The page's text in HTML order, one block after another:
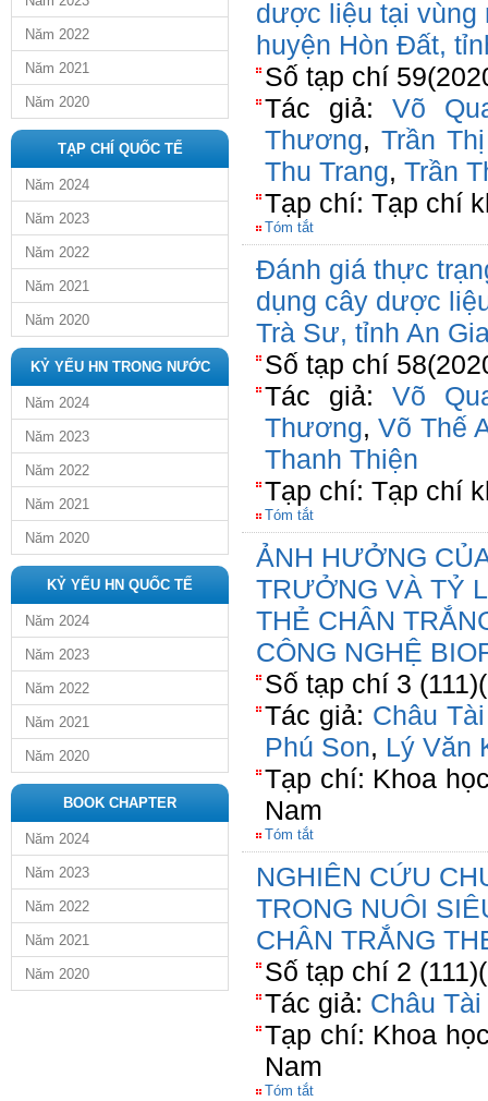
Năm 2022
Năm 2021
Năm 2020
TẠP CHÍ QUỐC TẾ
Năm 2024
Năm 2023
Năm 2022
Năm 2021
Năm 2020
KỶ YẾU HN TRONG NƯỚC
Năm 2024
Năm 2023
Năm 2022
Năm 2021
Năm 2020
KỶ YẾU HN QUỐC TẾ
Năm 2024
Năm 2023
Năm 2022
Năm 2021
Năm 2020
BOOK CHAPTER
Năm 2024
Năm 2023
Năm 2022
Năm 2021
Năm 2020
dược liệu tại vùng
huyện Hòn Đất,
Số tạp chí
Tác giả: Võ
Thương, Trần
Thu Trang, Trần
Tạp chí: Tạp chí
Tóm tắt
Đánh giá thực
dụng cây dược
Trà Sư, tỉnh An
Số tạp chí
Tác giả: Võ
Thương,Võ Thế
Thanh Thiện
Tạp chí: Tạp chí
Tóm tắt
ẢNH HƯỞNG
TRƯỞNG VÀ TỶ
THẺ CHÂN
CÔNG NGHỆ
Số tạp chí 3
Tác giả: Châu
Phú Son, Lý Văn
Tạp chí: Khoa
Nam
Tóm tắt
NGHIÊN CỨU
TRONG NUÔI
CHÂN TRẮNG
Số tạp chí 2
Tác giả: Châu Tài
Tạp chí: Khoa
Nam
Tóm tắt